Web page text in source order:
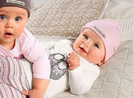
интернет-
на 25%!
проект